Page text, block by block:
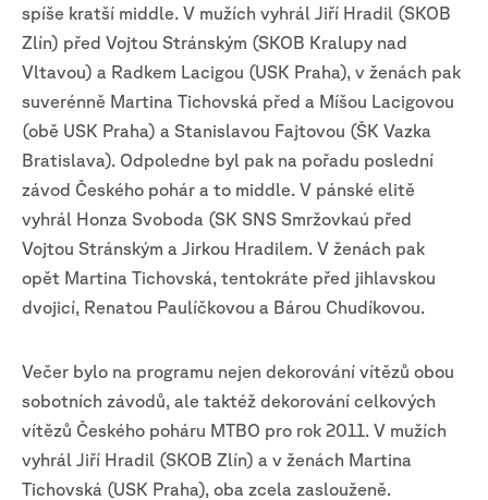
spíše kratší middle. V mužích vyhrál Jiří Hradil (SKOB
Zlín) před Vojtou Stránským (SKOB Kralupy nad
Vltavou) a Radkem Lacigou (USK Praha), v ženách pak
suverénně Martina Tichovská před a Míšou Lacigovou
(obě USK Praha) a Stanislavou Fajtovou (ŠK Vazka
Bratislava). Odpoledne byl pak na pořadu poslední
závod Českého pohár a to middle. V pánské elitě
vyhrál Honza Svoboda (SK SNS Smržovkaú před
Vojtou Stránským a Jirkou Hradilem. V ženách pak
opět Martina Tichovská, tentokráte před jihlavskou
dvojicí, Renatou Paulíčkovou a Bárou Chudíkovou.
Večer bylo na programu nejen dekorování vítězů obou
sobotních závodů, ale taktéž dekorování celkových
vítězů Českého poháru MTBO pro rok 2011. V mužích
vyhrál Jiří Hradil (SKOB Zlín) a v ženách Martina
Tichovská (USK Praha), oba zcela zaslouženě.